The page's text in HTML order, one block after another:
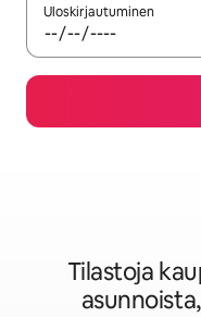
Uloskirjautuminen
Tilastoja